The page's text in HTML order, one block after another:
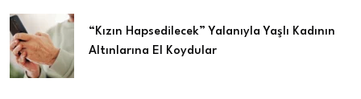
“Kızın Hapsedilecek” Yalanıyla Yaşlı Kadının
Altınlarına El Koydular